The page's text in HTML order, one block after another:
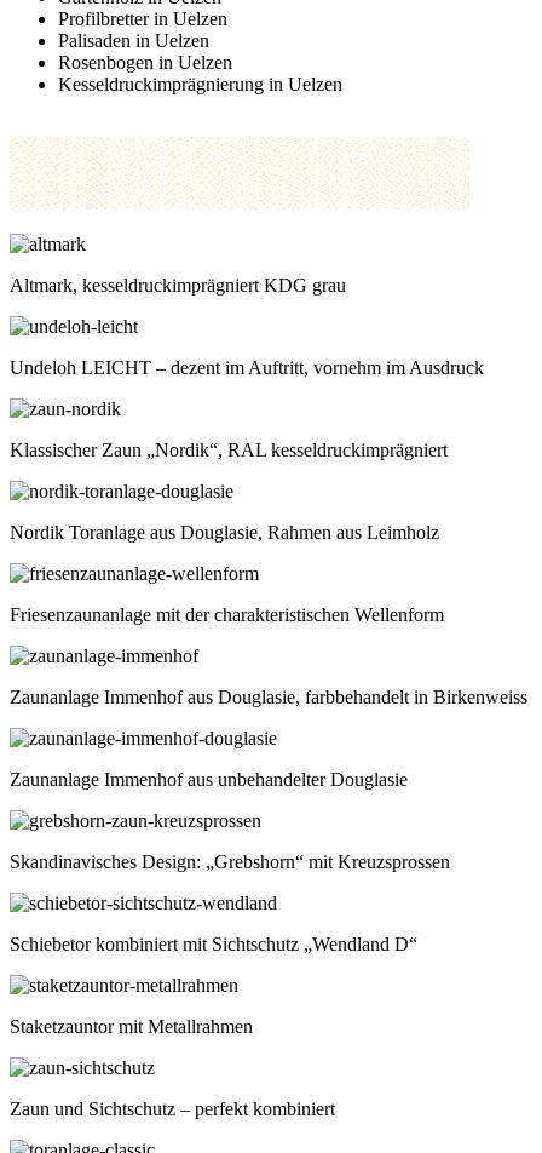
Profilbretter in Uelzen
Palisaden in Uelzen
Rosenbogen in Uelzen
Kesseldruckimprägnierung in Uelzen
Altmark, kesseldruckimprägniert KDG grau
Undeloh LEICHT – dezent im Auftritt, vornehm im Ausdruck
Klassischer Zaun „Nordik“, RAL kesseldruckimprägniert
Nordik Toranlage aus Douglasie, Rahmen aus Leimholz
Friesenzaunanlage mit der charakteristischen Wellenform
Zaunanlage Immenhof aus Douglasie, farbbehandelt in Birkenweiss
Zaunanlage Immenhof aus unbehandelter Douglasie
Skandinavisches Design: „Grebshorn“ mit Kreuzsprossen
Schiebetor kombiniert mit Sichtschutz „Wendland D“
Staketzauntor mit Metallrahmen
Zaun und Sichtschutz – perfekt kombiniert